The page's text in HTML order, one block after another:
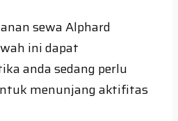
sewa Alphard
ini dapat
anda sedang perlu
menunjang aktifitas